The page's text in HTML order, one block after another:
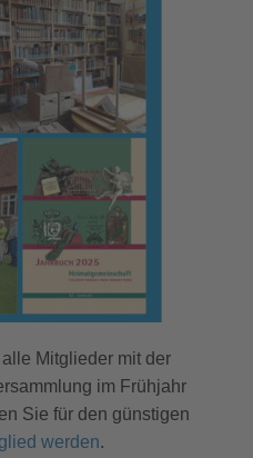
Mitglieder mit der
im Frühjahr
Sie für den günstigen
werden.